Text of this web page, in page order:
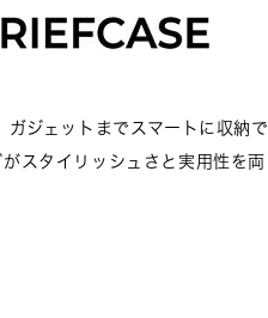
ジェットまでスマートに収納で
スタイリッシュさと実用性を両